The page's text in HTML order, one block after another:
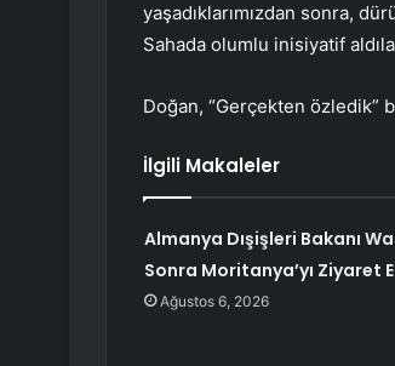
yaşadıklarımızdan sonra,
Sahada olumlu inisiyatif
Doğan, “Gerçekten özledik”
İlgili Makaleler
Almanya Dışişleri Bakanı
Sonra Moritanya’yı Ziyaret
Ağustos 6, 2026